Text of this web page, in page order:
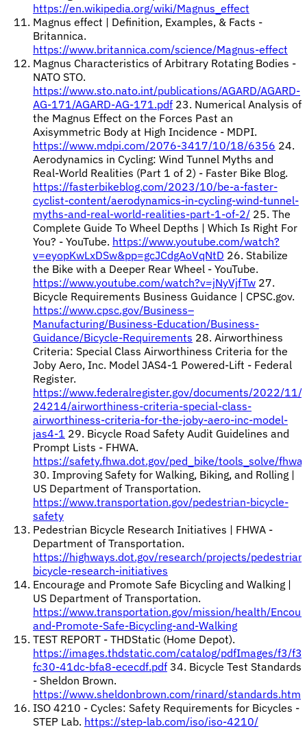
https://en.wikipedia.org/wiki/Magnus_effect
Magnus effect | Definition, Examples, & Facts -
Britannica.
https://www.britannica.com/science/Magnus-effect
Magnus Characteristics of Arbitrary Rotating Bodies -
NATO STO.
https://www.sto.nato.int/publications/AGARD/AGARD-
AG-171/AGARD-AG-171.pdf 23. Numerical Analysis of
the Magnus Effect on the Forces Past an
Axisymmetric Body at High Incidence - MDPI.
https://www.mdpi.com/2076-3417/10/18/6356 24.
Aerodynamics in Cycling: Wind Tunnel Myths and
Real-World Realities (Part 1 of 2) - Faster Bike Blog.
https://fasterbikeblog.com/2023/10/be-a-faster-
cyclist-content/aerodynamics-in-cycling-wind-tunnel-
myths-and-real-world-realities-part-1-of-2/ 25. The
Complete Guide To Wheel Depths | Which Is Right For
You? - YouTube. https://www.youtube.com/watch?
v=eyopKwLxDSw&pp=gcJCdgAoVqNtD 26. Stabilize
the Bike with a Deeper Rear Wheel - YouTube.
https://www.youtube.com/watch?v=jNyVjfTw 27.
Bicycle Requirements Business Guidance | CPSC.gov.
https://www.cpsc.gov/Business–
Manufacturing/Business-Education/Business-
Guidance/Bicycle-Requirements 28. Airworthiness
Criteria: Special Class Airworthiness Criteria for the
Joby Aero, Inc. Model JAS4-1 Powered-Lift - Federal
Register.
https://www.federalregister.gov/documents/2022/
24214/airworthiness-criteria-special-class-
airworthiness-criteria-for-the-joby-aero-inc-model-
jas4-1 29. Bicycle Road Safety Audit Guidelines and
Prompt Lists - FHWA.
https://safety.fhwa.dot.gov/ped_bike/tools_solve/
30. Improving Safety for Walking, Biking, and Rolling |
US Department of Transportation.
https://www.transportation.gov/pedestrian-bicycle-
safety
Pedestrian Bicycle Research Initiatives | FHWA -
Department of Transportation.
https://highways.dot.gov/research/projects/
bicycle-research-initiatives
Encourage and Promote Safe Bicycling and Walking |
US Department of Transportation.
https://www.transportation.gov/mission/health/
and-Promote-Safe-Bicycling-and-Walking
TEST REPORT - THDStatic (Home Depot).
https://images.thdstatic.com/catalog/pdfImages/f3/
fc30-41dc-bfa8-ececdf.pdf 34. Bicycle Test Standards
- Sheldon Brown.
https://www.sheldonbrown.com/rinard/standards.htm
ISO 4210 - Cycles: Safety Requirements for Bicycles -
STEP Lab. https://step-lab.com/iso/iso-4210/